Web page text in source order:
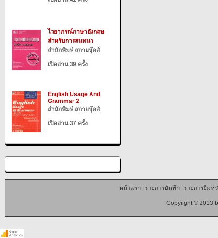
ไวยากรณ์ภาษาอังกฤษ
สำหรับการสนทนา
สำนักพิมพ์ สกายบุ๊คส์
เปิดอ่าน 39 ครั้ง
English Usage And
Grammar 2
สำนักพิมพ์ สกายบุ๊คส์
เปิดอ่าน 37 ครั้ง
หน้าแรก| รายการบันทึก| รายการยืมห
Copyright © 2013